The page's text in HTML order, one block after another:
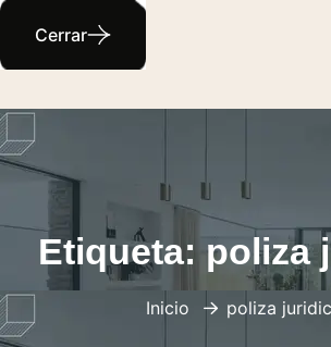
Cerrar
Etiqueta: poliza
Inicio poliza